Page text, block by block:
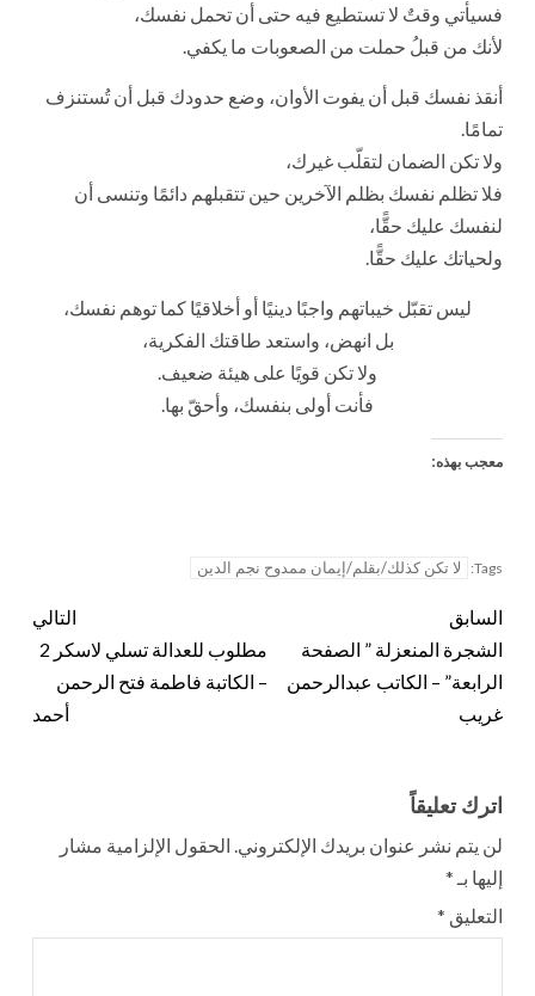
فسيأتي وقتٌ لا تستطيع فيه حتى أن تحمل نفسك،
لأنك من قبلُ حملت من الصعوبات ما يكفي.
أنقذ نفسك قبل أن يفوت الأوان، وضع حدودك قبل أن تُستنزف
تمامًا.
ولا تكن الضمان لتقلّب غيرك،
فلا تظلم نفسك بظلم الآخرين حين تتقبلهم دائمًا وتنسى أن
لنفسك عليك حقًّا،
ولحياتك عليك حقًّا.
ليس تقبّل خيباتهم واجبًا دينيًا أو أخلاقيًا كما توهم نفسك،
بل انهض، واستعد طاقتك الفكرية،
ولا تكن قويًا على هيئة ضعيف.
فأنت أولى بنفسك، وأحقّ بها.
معجب بهذه:
Tags: لا تكن كذلك/بقلم/إيمان ممدوح نجم الدين
السابق
الشجرة المنعزلة ” الصفحة
الرابعة” – الكاتب عبدالرحمن
غريب
التالي
مطلوب للعدالة تسلي لاسكر 2
– الكاتبة فاطمة فتح الرحمن
أحمد
اترك تعليقاً
لن يتم نشر عنوان بريدك الإلكتروني. الحقول الإلزامية مشار
إليها بـ *
التعليق *